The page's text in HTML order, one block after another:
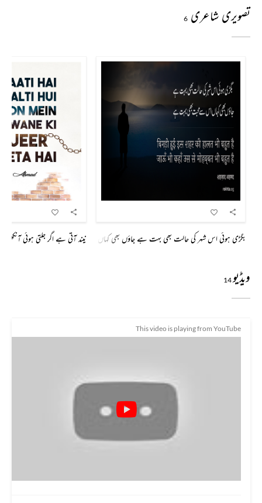
تصویری شاعری 6
بگڑی ہوئی اس شہر کی حالت بھی بہت ہے جاؤں بھی کہاں اس سے محبت بھی بہت ہے
نیند آتی ہے اگر جلتی ہوئی
ویڈیو14
This video is playing from YouTube